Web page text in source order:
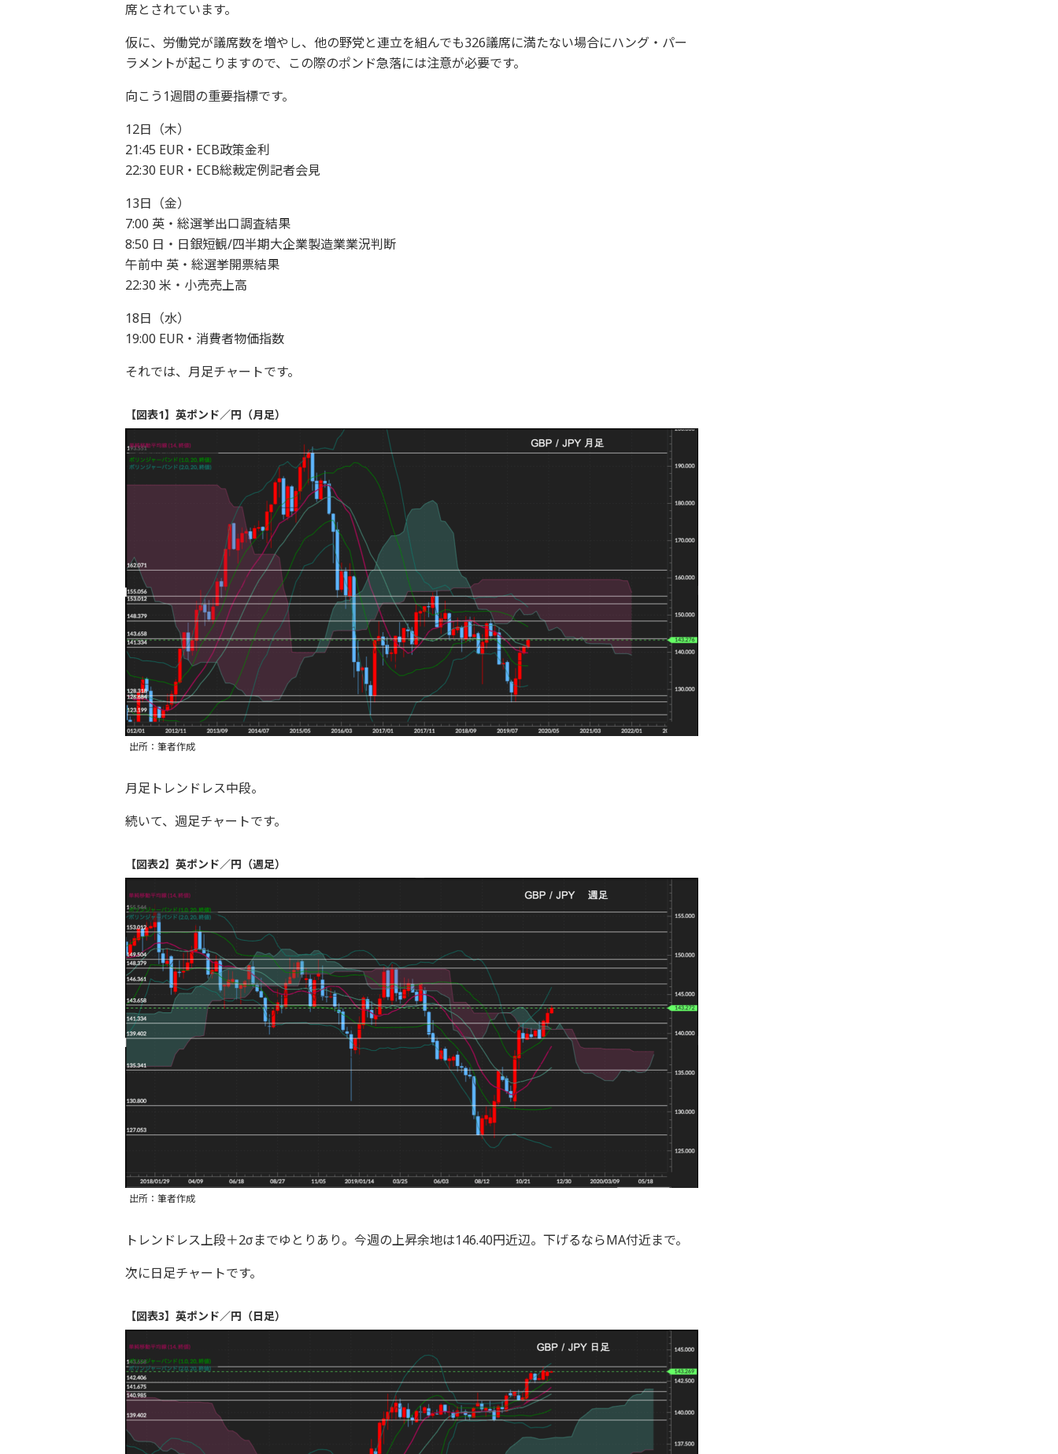
席とされています。
仮に、労働党が議席数を増やし、他の野党と連立を組んでも326議席に満たない場合にハング・パー
ラメントが起こりますので、この際のポンド急落には注意が必要です。
向こう1週間の重要指標です。
12日（木）
21:45 EUR・ECB政策金利
22:30 EUR・ECB総裁定例記者会見
13日（金）
7:00 英・総選挙出口調査結果
8:50 日・日銀短観/四半期大企業製造業業況判断
午前中 英・総選挙開票結果
22:30 米・小売売上高
18日（水）
19:00 EUR・消費者物価指数
それでは、月足チャートです。
【図表1】英ポンド／円（月足）
出所：筆者作成
月足トレンドレス中段。
続いて、週足チャートです。
【図表2】英ポンド／円（週足）
出所：筆者作成
トレンドレス上段＋2σまでゆとりあり。今週の上昇余地は146.40円近辺。下げるならMA付近まで。
次に日足チャートです。
【図表3】英ポンド／円（日足）